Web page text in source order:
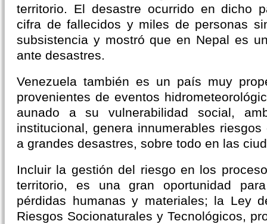
territorio. El desastre ocurrido en dicho
cifra de fallecidos y miles de personas
subsistencia y mostró que en Nepal es
ante desastres.
Venezuela también es un país muy
provenientes de eventos
aunado a su vulnerabilidad social,
institucional, genera innumerables
a grandes desastres, sobre todo en las
Incluir la gestión del riesgo en los
territorio, es una gran oportunidad
pérdidas humanas y materiales; la Ley
Riesgos Socionaturales y Tecnológicos,